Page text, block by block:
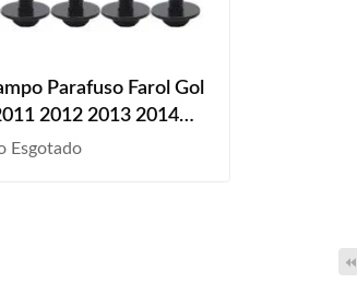
Parafuso Farol Gol
2012 2013 2014
2017 2018 2019
Esgotado